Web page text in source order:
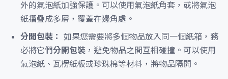
外的氣泡紙加強保護。可以使用氣泡紙角套，或將氣泡
紙摺疊成多層，覆蓋在邊角處。
分開包裝： 如果您需要將多個物品放入同一個紙箱，務
必將它們分開包裝 ，避免物品之間互相碰撞。可以使用
氣泡紙、瓦楞紙板或珍珠棉等材料，將物品隔開。